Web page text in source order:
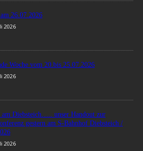
26.07.2026
2026
Woche vom 20.bis 25.07.2026
2026
am Diebsteich….. unser Handout zur
gestern am S-Bahnhof Diebsteich /
2026